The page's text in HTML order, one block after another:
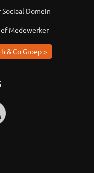
Domein
Medewerker
& Co Groep >